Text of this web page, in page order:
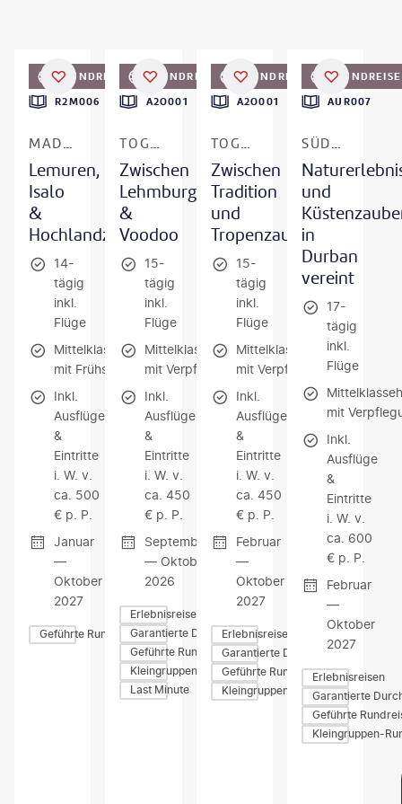
RUNDREISE
R2M006
MADAGASKAR
Lemuren,
Isalo
&
Hochlandzauber
14-
tägig
inkl.
Flüge
Mittelklassehotels
mit Frühstück
Inkl.
Ausflüge
&
Eintritte
i. W. v.
ca. 500
€ p. P.
Januar
—
Oktober
2027
Geführte Rundreisen
RUNDREISE
A2O001
TOGO & BENIN
Zwischen
Lehmburgen
&
Voodoo
15-
tägig
inkl.
Flüge
Mittelklassehotels
mit Verpflegung
Inkl.
Ausflüge
&
Eintritte
i. W. v.
ca. 450
€ p. P.
September
— Oktober
2026
Erlebnisreisen
Garantierte Durchführung
Geführte Rundreisen
Kleingruppen-Rundreisen
Last Minute
DEAL RUNDREISE
A2O001
TOGO & BENIN
Zwischen
Tradition
und
Tropenzauber
15-
tägig
inkl.
Flüge
Mittelklassehotels
mit Verpflegung
Inkl.
Ausflüge
&
Eintritte
i. W. v.
ca. 450
€ p. P.
Februar
—
Oktober
2027
Erlebnisreisen
Garantierte Durchführung
Geführte Rundreisen
Kleingruppen-Rundreisen
RUNDREISE
AUR007
SÜDAFRIKA
und
in
Durban
vereint
17-
tägig
inkl.
Flüge
mit
Inkl.
Ausflüge
&
Eintritte
i. W. v.
ca. 600
€ p. P.
Februar
—
Oktober
2027
Erlebnisreisen
Garantierte
Geführte
Kleingruppen-